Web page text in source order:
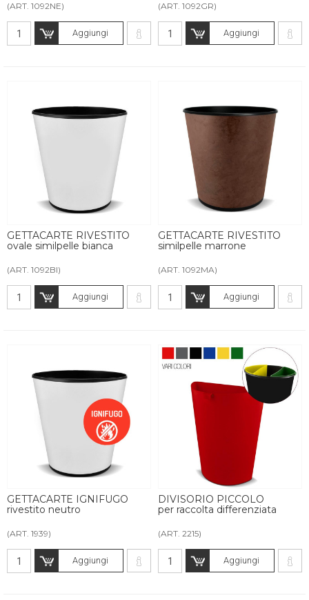
(ART. 1092NE)
Aggiungi
(ART. 1092GR)
Aggiungi
GETTACARTE RIVESTITO
ovale similpelle bianca
(ART. 1092BI)
Aggiungi
GETTACARTE RIVESTITO
similpelle marrone
(ART. 1092MA)
Aggiungi
GETTACARTE IGNIFUGO
rivestito neutro
(ART. 1939)
Aggiungi
DIVISORIO PICCOLO
per raccolta differenziata
(ART. 2215)
Aggiungi